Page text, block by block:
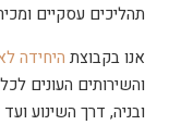
תהליכים עסקיים
אנו בקבוצת היחידה
והשירותים העונים
ובניה, דרך השינוע